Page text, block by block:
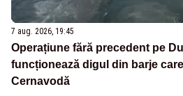
7 aug. 2026, 19:45
Operațiune fără precedent pe
funcționează digul din barje
Cernavodă